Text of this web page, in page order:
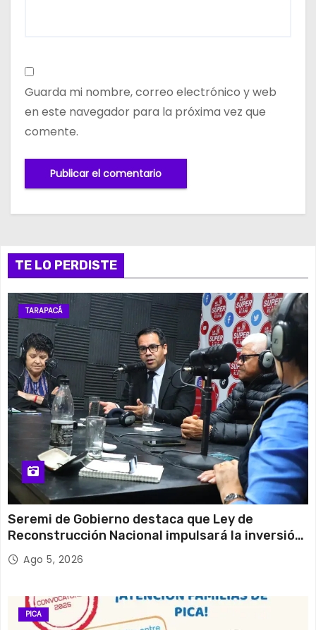
Guarda mi nombre, correo electrónico y web
en este navegador para la próxima vez que
comente.
TE LO PERDISTE
TARAPACÁ
Seremi de Gobierno destaca que Ley de
Reconstrucción Nacional impulsará la inversión
y el empleo en Tarapacá
Ago 5, 2026
PICA